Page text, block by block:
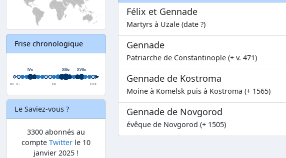
Frise chronologique
Le Saviez-vous ?
3300 abonnés au
compte Twitter le 10
janvier 2025 !
Félix et Gennade
Martyrs à Uzale (date ?)
Gennade
Patriarche de Constantinople (+ v. 471)
Gennade de Kostroma
Moine à Komelsk puis à Kostroma (+ 1565)
Gennade de Novgorod
évêque de Novgorod (+ 1505)